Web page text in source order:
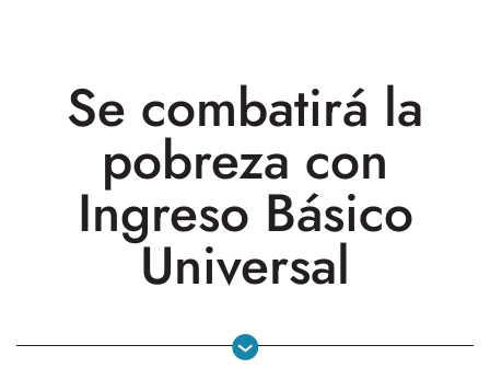
Se combatirá la
pobreza con
Ingreso Básico
Universal